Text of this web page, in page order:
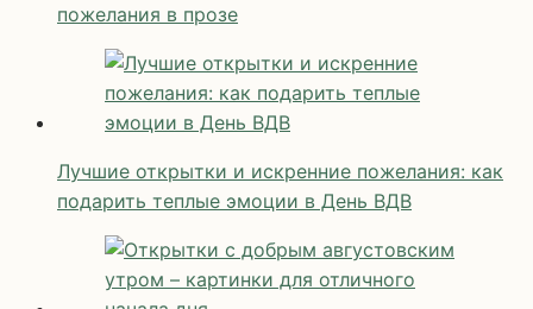
пожелания в прозе
Лучшие открытки и искренние пожелания: как
подарить теплые эмоции в День ВДВ